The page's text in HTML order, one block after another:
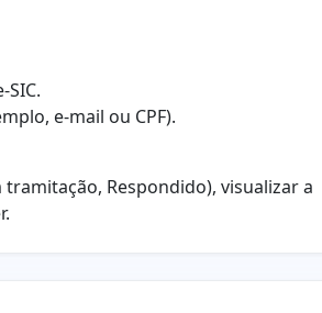
SIC.
e-mail ou CPF).
tramitação, Respondido), visualizar a